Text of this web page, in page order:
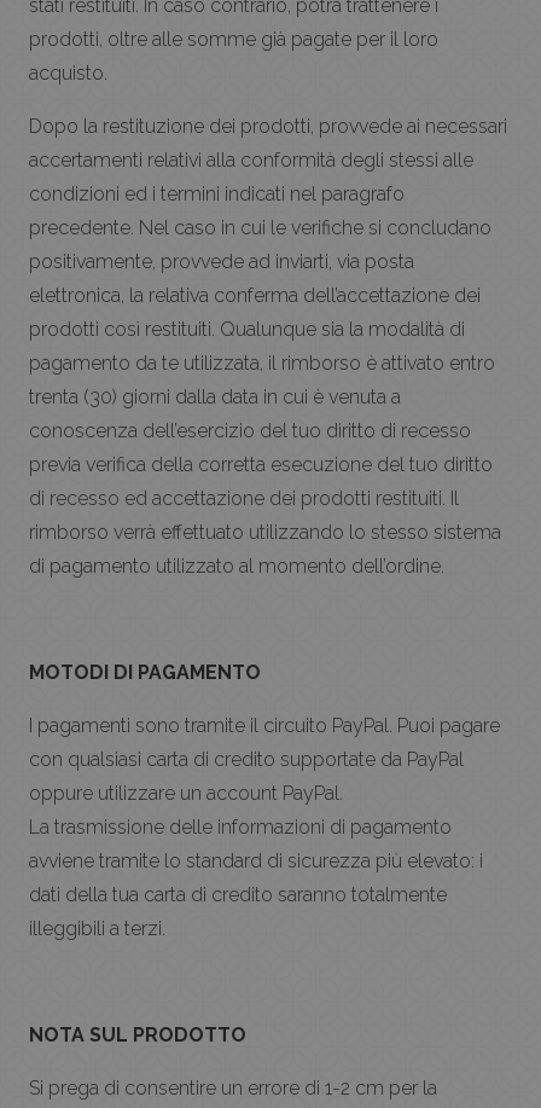
stati restituiti. In caso contrario, potrà trattenere i
prodotti, oltre alle somme già pagate per il loro
acquisto.
Dopo la restituzione dei prodotti, provvede ai necessari
accertamenti relativi alla conformità degli stessi alle
condizioni ed i termini indicati nel paragrafo
precedente. Nel caso in cui le verifiche si concludano
positivamente, provvede ad inviarti, via posta
elettronica, la relativa conferma dell’accettazione dei
prodotti così restituiti. Qualunque sia la modalità di
pagamento da te utilizzata, il rimborso è attivato entro
trenta (30) giorni dalla data in cui è venuta a
conoscenza dell’esercizio del tuo diritto di recesso
previa verifica della corretta esecuzione del tuo diritto
di recesso ed accettazione dei prodotti restituiti. Il
rimborso verrà effettuato utilizzando lo stesso sistema
di pagamento utilizzato al momento dell’ordine.
MOTODI DI PAGAMENTO
I pagamenti sono tramite il circuito PayPal. Puoi pagare
con qualsiasi carta di credito supportate da PayPal
oppure utilizzare un account PayPal.
La trasmissione delle informazioni di pagamento
avviene tramite lo standard di sicurezza più elevato: i
dati della tua carta di credito saranno totalmente
illeggibili a terzi.
NOTA SUL PRODOTTO
Si prega di consentire un errore di 1-2 cm per la